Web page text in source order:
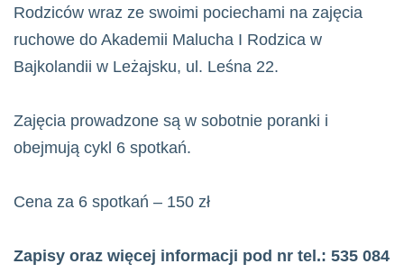
Rodziców wraz ze swoimi pociechami na zajęcia
ruchowe do Akademii Malucha I Rodzica w
Bajkolandii w Leżajsku, ul. Leśna 22.
Zajęcia prowadzone są w sobotnie poranki i
obejmują cykl 6 spotkań.
Cena za 6 spotkań – 150 zł
Zapisy oraz więcej informacji pod nr tel.: 535 084